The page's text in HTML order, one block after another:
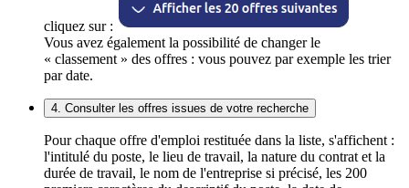
cliquez sur :
Vous avez également la possibilité de changer le
« classement » des offres : vous pouvez par exemple les trier
par date.
4. Consulter les offres issues de votre recherche
Pour chaque offre d'emploi restituée dans la liste, s'affichent :
l'intitulé du poste, le lieu de travail, la nature du contrat et la
durée de travail, le nom de l'entreprise si précisé, les 200